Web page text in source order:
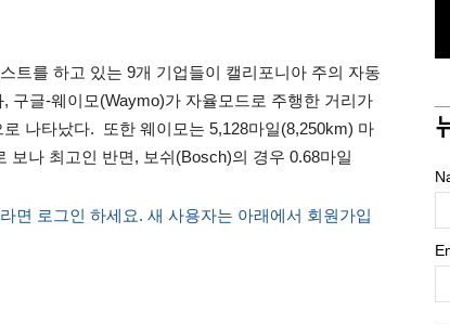
트를 하고 있는 9개 기업들이 캘리포니아 주의 자동
구글-웨이모(Waymo)가 자율모드로 주행한 거리가
나타났다. 또한 웨이모는 5,128마일(8,250km) 마
나 최고인 반면, 보쉬(Bosch)의 경우 0.68마일
면 로그인 하세요. 새 사용자는 아래에서 회원가입